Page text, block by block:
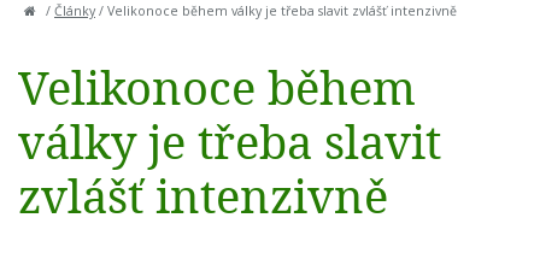
/ Články/ Velikonoce během války je třeba slavit zvlášť intenzivně
Velikonoce během
války je třeba slavit
zvlášť intenzivně